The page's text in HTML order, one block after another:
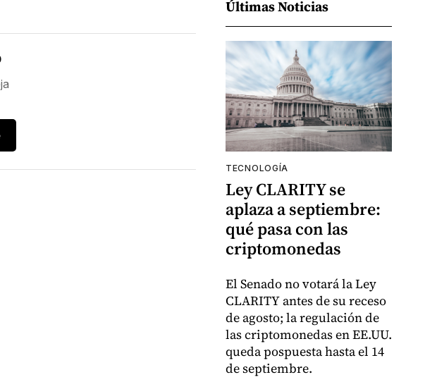
Últimas Noticias
TECNOLOGÍA
Ley CLARITY se
aplaza a septiembre:
qué pasa con las
criptomonedas
El Senado no votará la Ley
CLARITY antes de su receso
de agosto; la regulación de
las criptomonedas en EE.UU.
queda pospuesta hasta el 14
de septiembre.